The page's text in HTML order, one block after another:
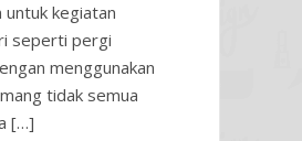
untuk kegiatan
seperti pergi
menggunakan
tidak semua
[…]